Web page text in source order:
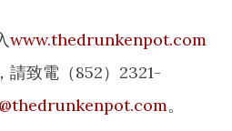
www.thedrunkenpot.com
請致電（852）2321-
。